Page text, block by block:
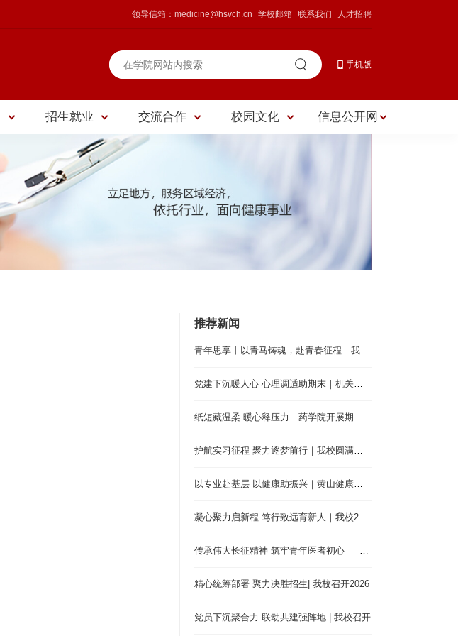
领导信箱：medicine@hsvch.cn 学校邮箱 联系我们 人才招聘
手机版
招生就业 交流合作 校园文化 信息公开网
推荐新闻
青年思享丨以青马铸魂，赴青春征程—我校第三
党建下沉暖人心 心理调适助期末｜机关党支部
纸短藏温柔 暖心释压力｜药学院开展期末解压
护航实习征程 聚力逐梦前行｜我校圆满完成202
以专业赴基层 以健康助振兴｜黄山健康职业学
凝心聚力启新程 笃行致远育新人｜我校2026年
传承伟大长征精神 筑牢青年医者初心 ｜ 我校
精心统筹部署 聚力决胜招生| 我校召开2026
党员下沉聚合力 联动共建强阵地 | 我校召开